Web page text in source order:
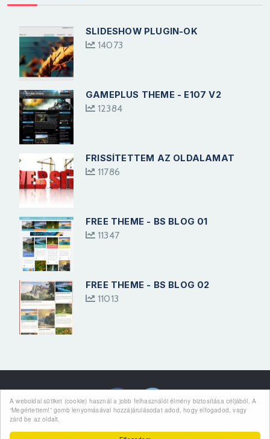
A weboldal sütiket (cookie) használ a jobb felhasználói élmény biztosítása céljából. A
“Megértettem!” gomb lenyomásával hozzájárulásodat adod, hogy elfogadod, vagy
zárd be az oldalt.
SLIDESHOW PLUGIN-OK
14073
GAMEPLUS THEME - E107 V2
12384
FRISSÍTETTEM AZ OLDALAMAT
11786
FREE THEME - BS BLOG 01
11347
FREE THEME - BS BLOG 02
11013
Kövess Minket
Ez az oldal a FIZI THEMES saját tulajdona. Minden jog fenntartva.